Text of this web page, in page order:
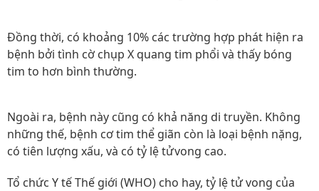
Đồng thời, có khoảng 10% các trường hợp phát hiện ra
bệnh bởi tình cờ chụp X quang tim phổi và thấy bóng
tim to hơn bình thường.
Ngoài ra, bệnh này cũng có khả năng di truyền. Không
những thế, bệnh cơ tim thể giãn còn là loại bệnh nặng,
có tiên lượng xấu, và có tỷ lệ tửvong cao.
Tổ chức Y tế Thế giới (WHO) cho hay, tỷ lệ tử vong của